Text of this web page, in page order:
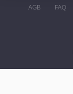
AGB FAQ